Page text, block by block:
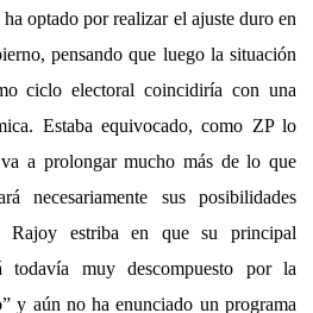
optado por realizar el ajuste duro en
pensando que luego la situación
ciclo electoral coincidiría con una
Estaba equivocado, como ZP lo
a prolongar mucho más de lo que
necesariamente sus posibilidades
Rajoy estriba en que su principal
todavía muy descompuesto por la
y aún no ha enunciado un programa